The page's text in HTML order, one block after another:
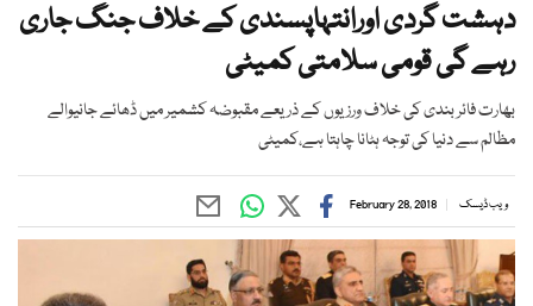
دہشت گردی اورانتہاپسندی کے خلاف جنگ جاری
رہے گی قومی سلامتی کمیٹی
بھارت فائر بندی کی خلاف ورزیوں کے ذریعے مقبوضہ کشمیر میں ڈھائے جانیوالے
مظالم سے دنیا کی توجہ ہٹانا چاہتا ہے،کمیٹی
ویب ڈیسک February 28, 2018